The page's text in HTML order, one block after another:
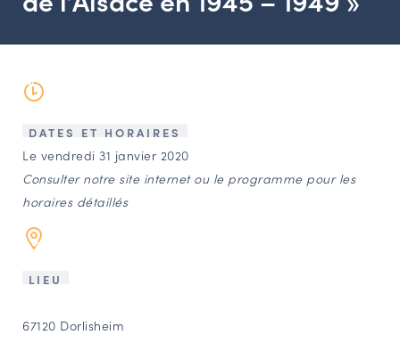
LE CONSEIL DES ASSOCIATIONS
Agenda
Annuaire
Ressources
DATES ET HORAIRES
Le vendredi 31 janvier 2020
Consulter notre site internet ou le programme pour les
horaires détaillés
LIEU
67120 Dorlisheim